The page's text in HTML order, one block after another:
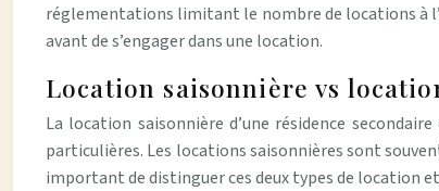
réglementations limitant le nombre de locations à
avant de s’engager dans une location.
Location saisonnière vs
La location saisonnière d’une résidence
particulières. Les locations saisonnières sont
important de distinguer ces deux types de location